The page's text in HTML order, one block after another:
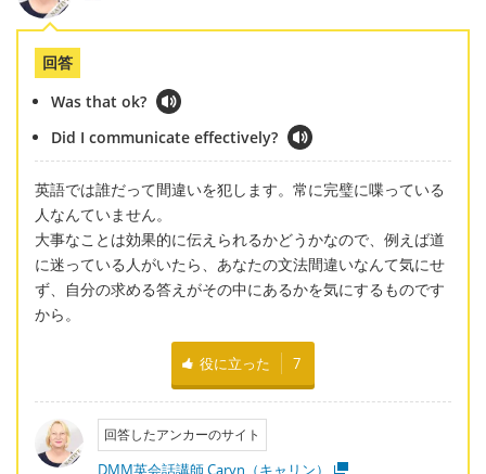
回答
Was that ok?
Did I communicate effectively?
英語では誰だって間違いを犯します。常に完璧に喋っている
人なんていません。
大事なことは効果的に伝えられるかどうかなので、例えば道
に迷っている人がいたら、あなたの文法間違いなんて気にせ
ず、自分の求める答えがその中にあるかを気にするものです
から。
役に立った 7
回答したアンカーのサイト